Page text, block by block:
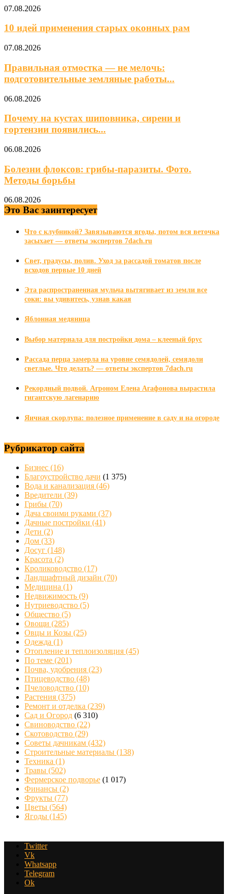
07.08.2026
10 идей применения старых оконных рам
07.08.2026
Правильная отмостка — не мелочь:
подготовительные земляные работы...
06.08.2026
Почему на кустах шиповника, сирени и
гортензии появились...
06.08.2026
Болезни флоксов: грибы-паразиты. Фото.
Методы борьбы
06.08.2026
Это Вас заинтересует
Что с клубникой? Завязываются ягоды, потом вся веточка
засыхает — ответы экспертов 7dach.ru
Свет, градусы, полив. Уход за рассадой томатов после
всходов первые 10 дней
Эта распространенная мульча вытягивает из земли все
соки: вы удивитесь, узнав какая
Яблонная медяница
Выбор материала для постройки дома – клееный брус
Рассада перца замерла на уровне семядолей, семядоли
светлые. Что делать? — ответы экспертов 7dach.ru
Рекордный подвой. Агроном Елена Агафонова вырастила
гигантскую лагенарию
Яичная скорлупа: полезное применение в саду и на огороде
Рубрикатор сайта
Бизнес (16)
Благоустройство дачи (1 375)
Вода и канализация (46)
Вредители (39)
Грибы (70)
Дача своими руками (37)
Дачные постройки (41)
Дети (2)
Дом (33)
Досуг (148)
Красота (2)
Кролиководство (17)
Ландшафтный дизайн (70)
Медицина (1)
Недвижимость (9)
Нутриеводство (5)
Общество (5)
Овощи (285)
Овцы и Козы (25)
Одежда (1)
Отопление и теплоизоляция (45)
По теме (201)
Почва, удобрения (23)
Птицеводство (48)
Пчеловодство (10)
Растения (375)
Ремонт и отделка (239)
Сад и Огород (6 310)
Свиноводство (22)
Скотоводство (29)
Советы дачникам (432)
Строительные материалы (138)
Техника (1)
Травы (502)
Фермерское подворье (1 017)
Финансы (2)
Фрукты (77)
Цветы (564)
Ягоды (145)
Twitter
Vk
Whatsapp
Telegram
Ok